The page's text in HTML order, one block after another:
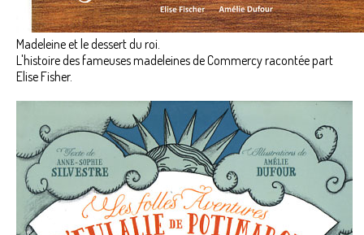
Madeleine et le dessert du roi.
L'histoire des fameuses madeleines de Commercy racontée part
Elise Fisher.